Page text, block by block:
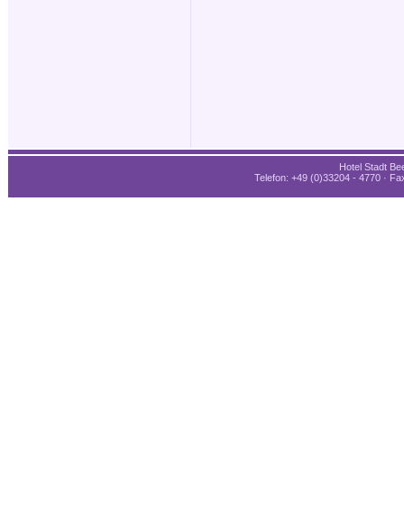
Hotel Stadt
Telefon: +49 (0)33204 - 4770 ·